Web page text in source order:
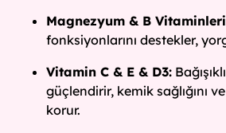
Magnezyum & B
fonksiyonlarını destekler,
Vitamin C & E & D3:
güçlendirir, kemik sağlığını
korur.